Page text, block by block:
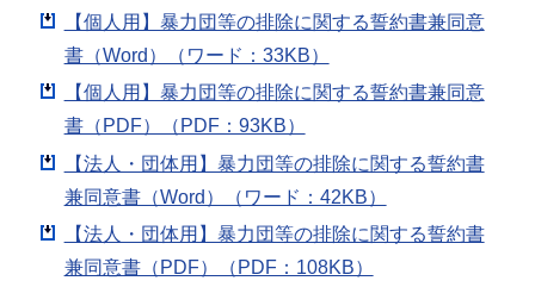
【個人用】暴力団等の排除に関する誓約書兼同意
書（Word）（ワード：33KB）
【個人用】暴力団等の排除に関する誓約書兼同意
書（PDF）（PDF：93KB）
【法人・団体用】暴力団等の排除に関する誓約書
兼同意書（Word）（ワード：42KB）
【法人・団体用】暴力団等の排除に関する誓約書
兼同意書（PDF）（PDF：108KB）